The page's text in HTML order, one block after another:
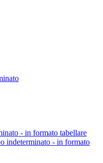
- in formato tabellare
indeterminato - in formato